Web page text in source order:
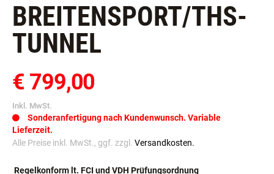
BREITENSPORT/THS-
TUNNEL
€ 799,00
Inkl. MwSt.
Sonderanfertigung nach Kundenwunsch. Variable
Lieferzeit.
Alle Preise inkl. MwSt., ggf. zzgl. Versandkosten.
Regelkonform lt. FCI und VDH Prüfungsordnung